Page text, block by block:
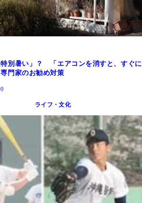
別暑い」？ 「エアコンを消すと、すぐに
門家のお勧め対策
ライフ・文化